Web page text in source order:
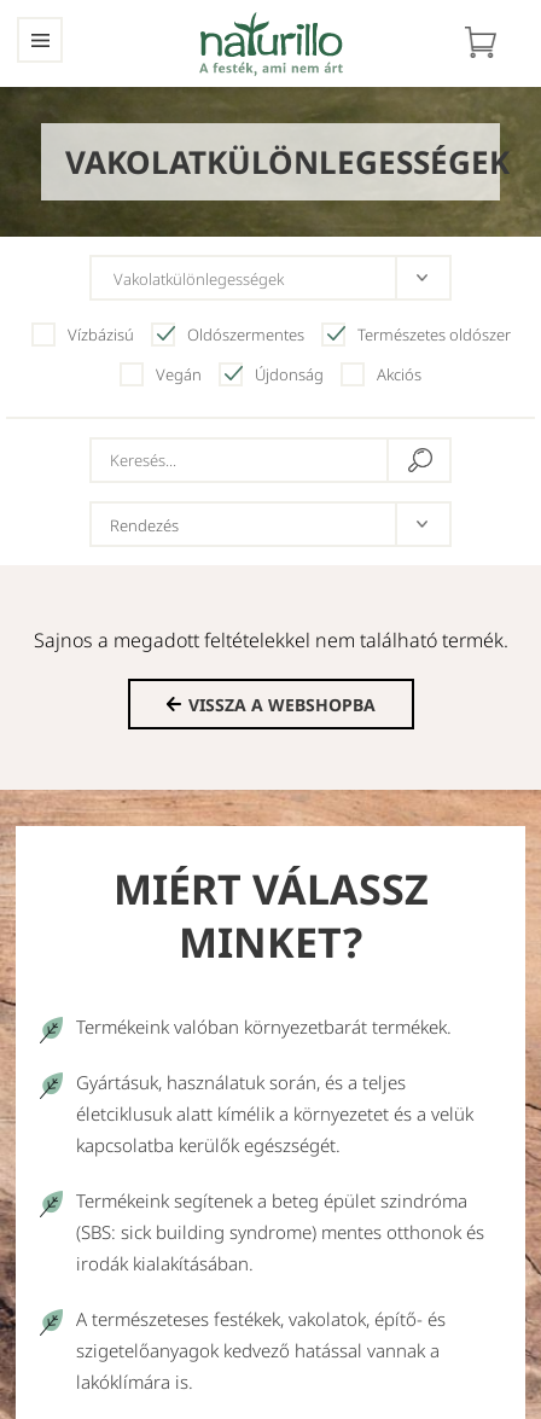
VAKOLATKÜLÖNLEGESSÉGEK
Vízbázisú Oldószermentes
Természetes oldószer
Vegán
Újdonság Akciós
Sajnos a megadott feltételekkel nem található termék.
VISSZA A WEBSHOPBA
MIÉRT VÁLASSZ
MINKET?
Termékeink valóban környezetbarát termékek.
Gyártásuk, használatuk során, és a teljes
életciklusuk alatt kímélik a környezetet és a velük
kapcsolatba kerülők egészségét.
Termékeink segítenek a beteg épület szindróma
(SBS: sick building syndrome) mentes otthonok és
irodák kialakításában.
A természeteses festékek, vakolatok, építő- és
szigetelőanyagok kedvező hatással vannak a
lakóklímára is.